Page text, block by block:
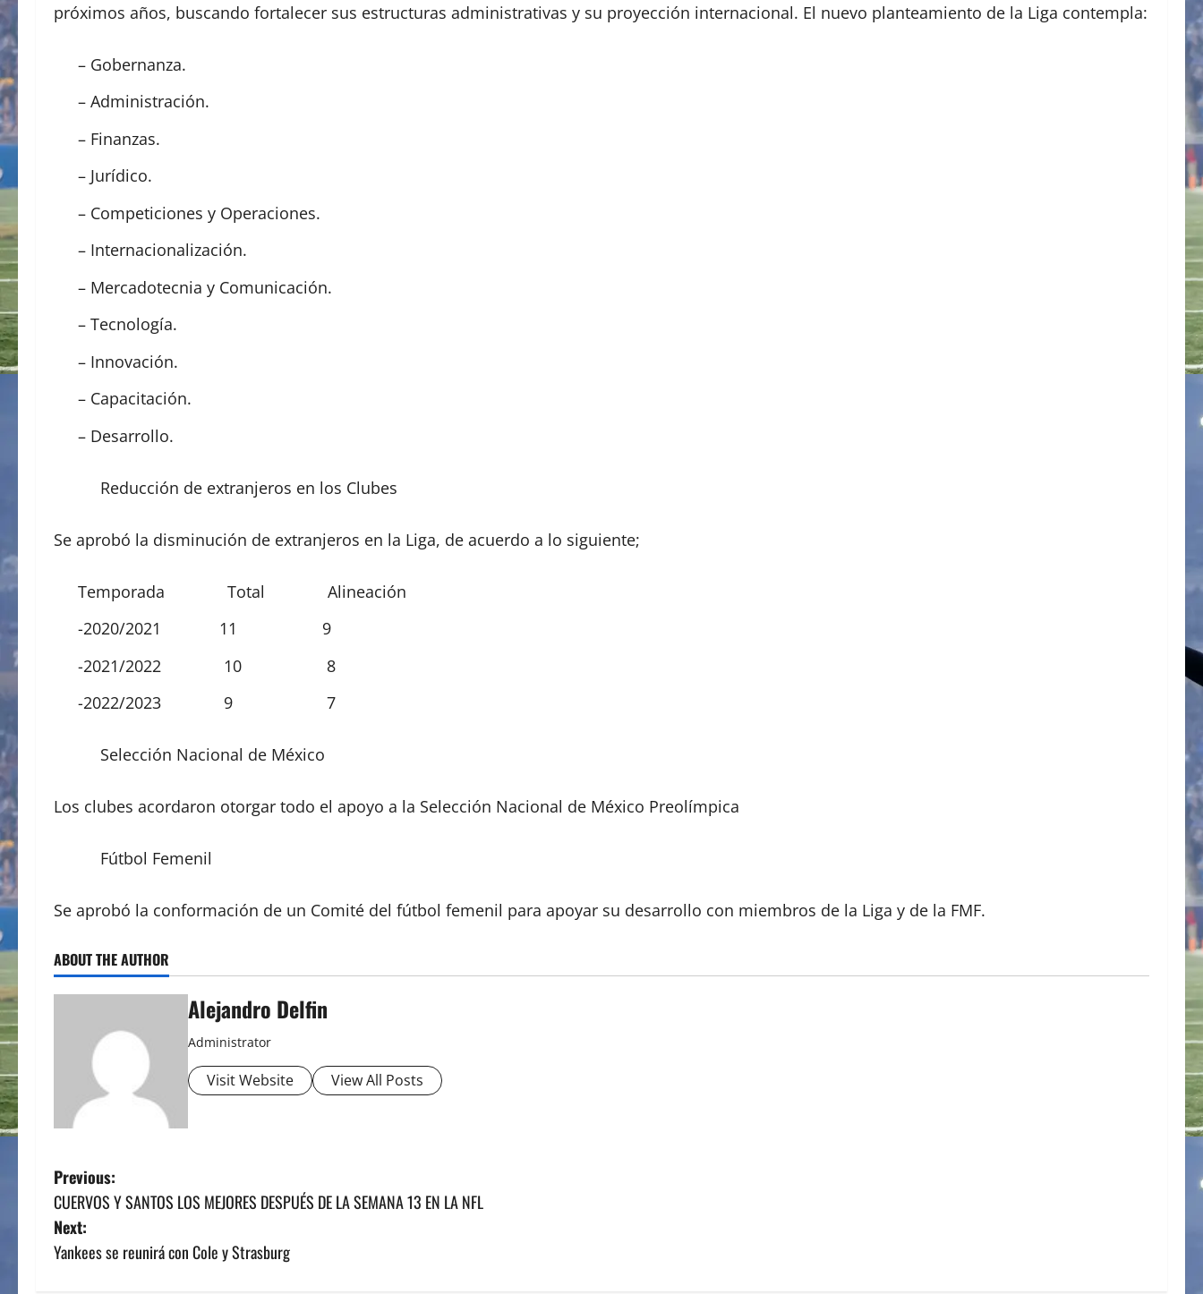
próximos años, buscando fortalecer sus estructuras administrativas y su proyección internacional. El nuevo planteamiento de la Liga contempla:
– Gobernanza.
– Administración.
– Finanzas.
– Jurídico.
– Competiciones y Operaciones.
– Internacionalización.
– Mercadotecnia y Comunicación.
– Tecnología.
– Innovación.
– Capacitación.
– Desarrollo.
Reducción de extranjeros en los Clubes
Se aprobó la disminución de extranjeros en la Liga, de acuerdo a lo siguiente;
Temporada Total Alineación
-2020/2021 11 9
-2021/2022 10 8
-2022/2023 9 7
Selección Nacional de México
Los clubes acordaron otorgar todo el apoyo a la Selección Nacional de México Preolímpica
Fútbol Femenil
Se aprobó la conformación de un Comité del fútbol femenil para apoyar su desarrollo con miembros de la Liga y de la FMF.
ABOUT THE AUTHOR
Alejandro Delfin
Administrator
Visit Website View All Posts
P
o
s
Previous:
CUERVOS Y SANTOS LOS MEJORES DESPUÉS DE LA SEMANA 13 EN LA NFL
Next:
Yankees se reunirá con Cole y Strasburg